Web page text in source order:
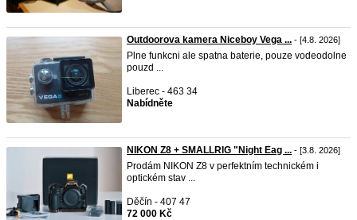
Outdoorova kamera Niceboy Vega ... - [4.8. 2026]
Plne funkcni ale spatna baterie, pouze vodeodolne
pouzd ...
Liberec - 463 34
Nabídněte
NIKON Z8 + SMALLRIG "Night Eag ... - [3.8. 2026]
Prodám NIKON Z8 v perfektním technickém i
optickém stav ...
Děčín - 407 47
72 000 Kč